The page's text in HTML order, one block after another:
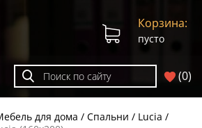
(0)
Корзина:
пусто
для дома Спальни
Lucia